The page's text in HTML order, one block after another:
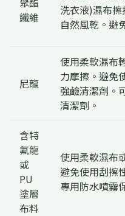
纖維
洗衣液)濕布擦
自然風乾。避
尼龍
使用柔軟濕布
力摩擦。避免
強鹼清潔劑。
清潔劑。
含特
氟龍
或
PU
塗層
布料
使用柔軟濕布
避免使用刮擦
專用防水噴霧